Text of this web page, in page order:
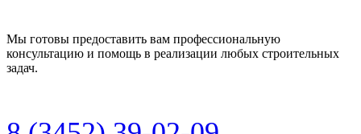
Мы готовы предоставить вам профессиональную
консультацию и помощь в реализации любых строительных
задач.